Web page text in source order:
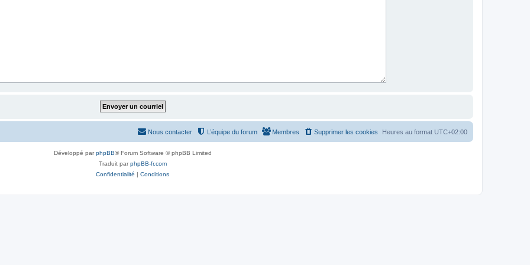
Heures au format UTC+02:00
Supprimer les cookies
Membres
L’équipe du forum
Nous contacter
Développé parphpBB® Forum Software © phpBB Limited
Traduit parphpBB-fr.com
Confidentialité | Conditions